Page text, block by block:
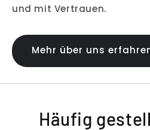
und mit Vertrauen.
Mehr über uns
Häufig